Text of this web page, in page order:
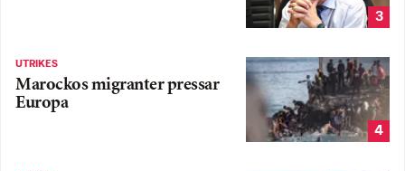
3
UTRIKES
Marockos migranter pressar
Europa
4